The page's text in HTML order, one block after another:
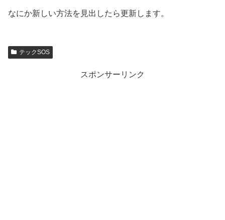
なにか新しい方法を見出したら更新します。
テックSOS
スポンサーリンク